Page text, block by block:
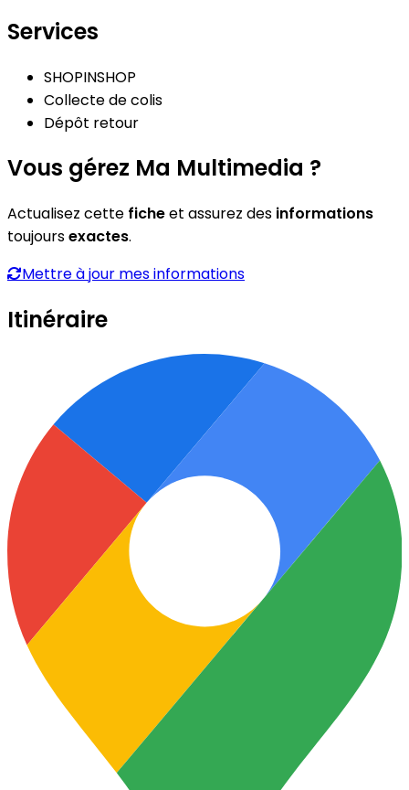
Services
SHOPINSHOP
Collecte de colis
Dépôt retour
Vous gérez Ma Multimedia ?
Actualisez cette ficheet assurez des informations
toujoursexactes.
Mettre à jour mes informations
Itinéraire